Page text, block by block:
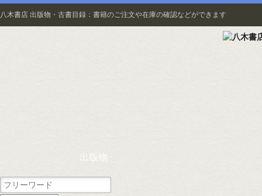
八木書店 出版物・古書目録：書籍のご注文や在庫の確認などができます
出版物